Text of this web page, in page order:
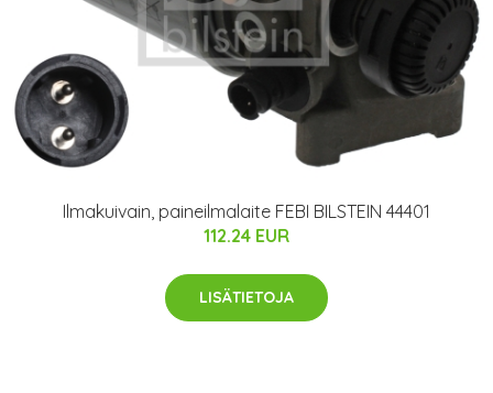
Ilmakuivain, paineilmalaite FEBI BILSTEIN 44401
112.24 EUR
LISÄTIETOJA